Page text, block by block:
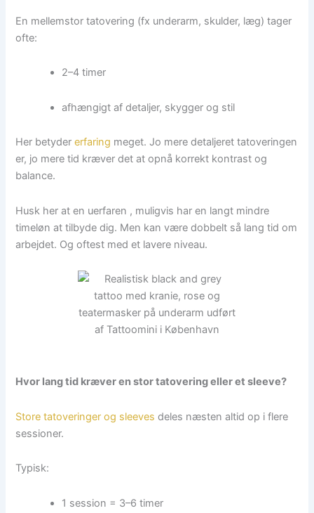
En mellemstor tatovering (fx underarm, skulder, læg) tager
ofte:
2–4 timer
afhængigt af detaljer, skygger og stil
Her betydererfaring meget. Jo mere detaljeret tatoveringen
er, jo mere tid kræver det at opnå korrekt kontrast og
balance.
Husk her at en uerfaren , muligvis har en langt mindre
timeløn at tilbyde dig. Men kan være dobbelt så lang tid om
arbejdet. Og oftest med et lavere niveau.
Hvor lang tid kræver en stor tatovering eller et sleeve?
Store tatoveringer og sleeves deles næsten altid op i flere
sessioner.
Typisk:
1 session = 3–6 timer